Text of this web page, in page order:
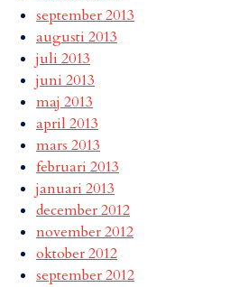
september 2013
augusti 2013
juli 2013
juni 2013
maj 2013
april 2013
mars 2013
februari 2013
januari 2013
december 2012
november 2012
oktober 2012
september 2012